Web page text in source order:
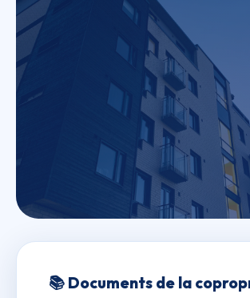
LE CLOS FEUILLERE
📚 Documents de la